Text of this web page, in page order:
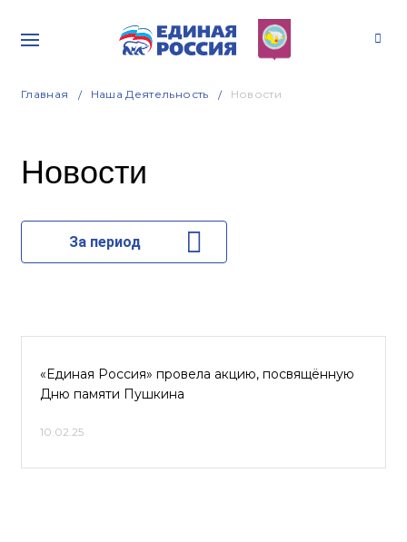
Главная Наша Деятельность Новости
Новости
За период
«Единая Россия» провела акцию, посвящённую
Дню памяти Пушкина
10.02.25